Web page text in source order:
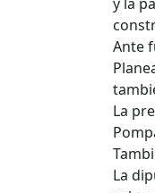
Ante
La
La